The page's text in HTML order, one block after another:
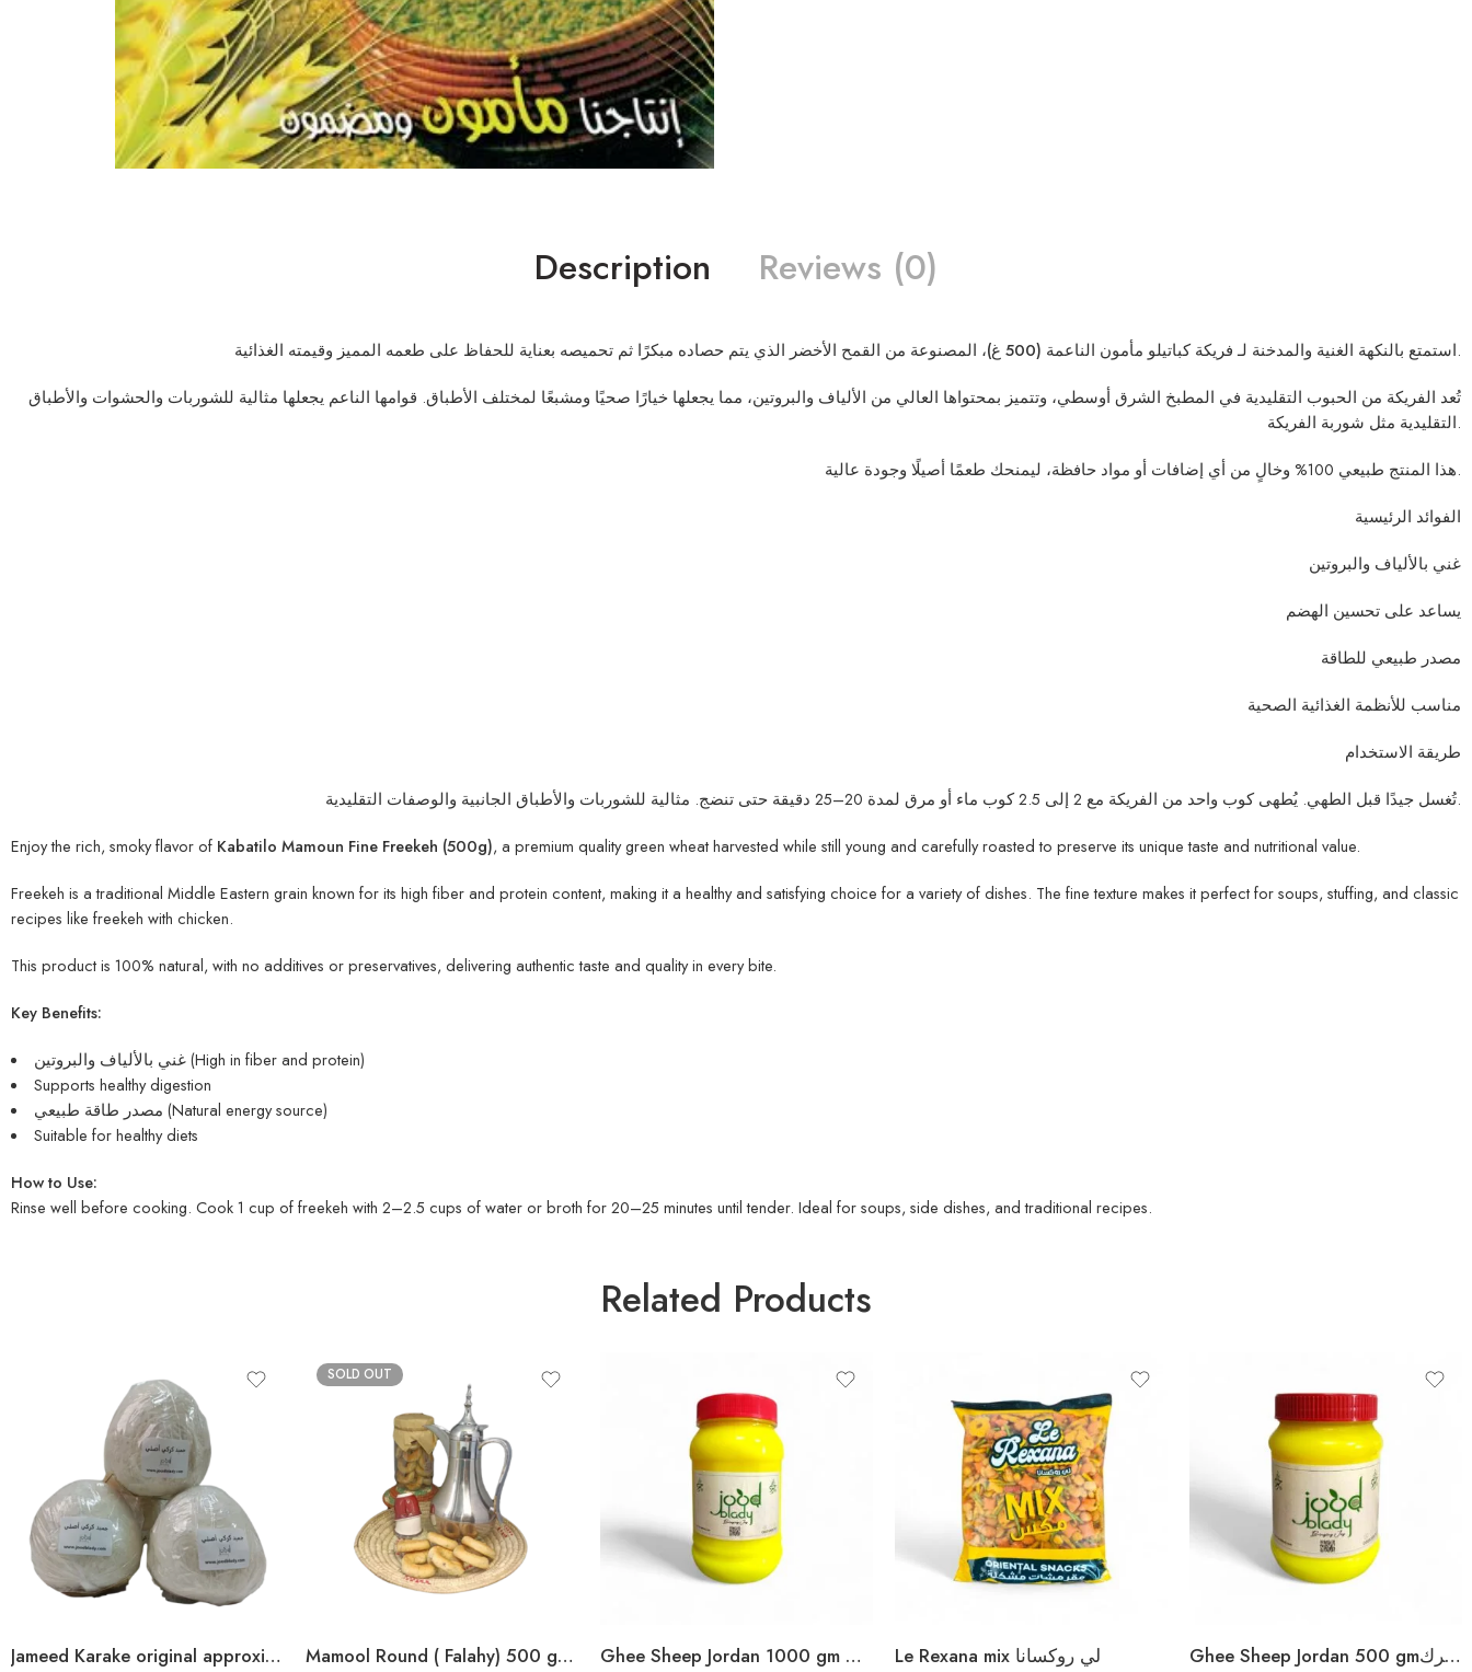
Description Reviews (0)
استمتع بالنكهة الغنية والمدخنة لـفريكة كباتيلو مأمون الناعمة (500 غ) ، المصنوعة من القمح الأخضر الذي يتم حصاده مبكرًا ثم تحميصه بعناية للحفاظ على طعمه المميز وقيمته الغذائية.
تُعد الفريكة من الحبوب التقليدية في المطبخ الشرق أوسطي، وتتميز بمحتواها العالي من الألياف والبروتين، مما يجعلها خيارًا صحيًا ومشبعًا لمختلف الأطباق. قوامها الناعم يجعلها مثالية للشوربات والحشوات والأطباق
التقليدية مثل شوربة الفريكة.
هذا المنتج طبيعي 100% وخالٍ من أي إضافات أو مواد حافظة، ليمنحك طعمًا أصيلًا وجودة عالية.
الفوائد الرئيسية
غني بالألياف والبروتين
يساعد على تحسين الهضم
مصدر طبيعي للطاقة
مناسب للأنظمة الغذائية الصحية
طريقة الاستخدام
تُغسل جيدًا قبل الطهي. يُطهى كوب واحد من الفريكة مع 2 إلى 2.5 كوب ماء أو مرق لمدة 20–25 دقيقة حتى تنضج. مثالية للشوربات والأطباق الجانبية والوصفات التقليدية.
Enjoy the rich, smoky flavor of Kabatilo Mamoun Fine Freekeh (500g), a premium quality green wheat harvested while still young and carefully roasted to preserve its unique taste and nutritional value.
Freekeh is a traditional Middle Eastern grain known for its high fiber and protein content, making it a healthy and satisfying choice for a variety of dishes. The fine texture makes it perfect for soups, stuffing, and classic
recipes like freekeh with chicken.
This product is 100% natural, with no additives or preservatives, delivering authentic taste and quality in every bite.
Key Benefits:
غني بالألياف والبروتين (High in fiber and protein)
Supports healthy digestion
مصدر طاقة طبيعي (Natural energy source)
Suitable for healthy diets
How to Use:
Rinse well before cooking. Cook 1 cup of freekeh with 2–2.5 cups of water or broth for 20–25 minutes until tender. Ideal for soups, side dishes, and traditional recipes.
Related Products
Jameed Karake original approximate 400gm جميد كركي أصلي
SOLD OUT
Mamool Round ( Falahy) 500 gm معمول أساور Ghee Sheep Jordan 1000 gm سمن غنم بلدي الكرك Le Rexana mix لي روكسانا Ghee Sheep Jordan 500 gmسمن غنم بلدي الكرك